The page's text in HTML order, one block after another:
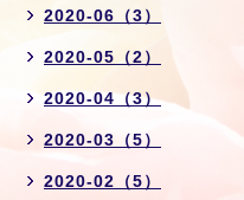
2020-06（3）
2020-05（2）
2020-04（3）
2020-03（5）
2020-02（5）